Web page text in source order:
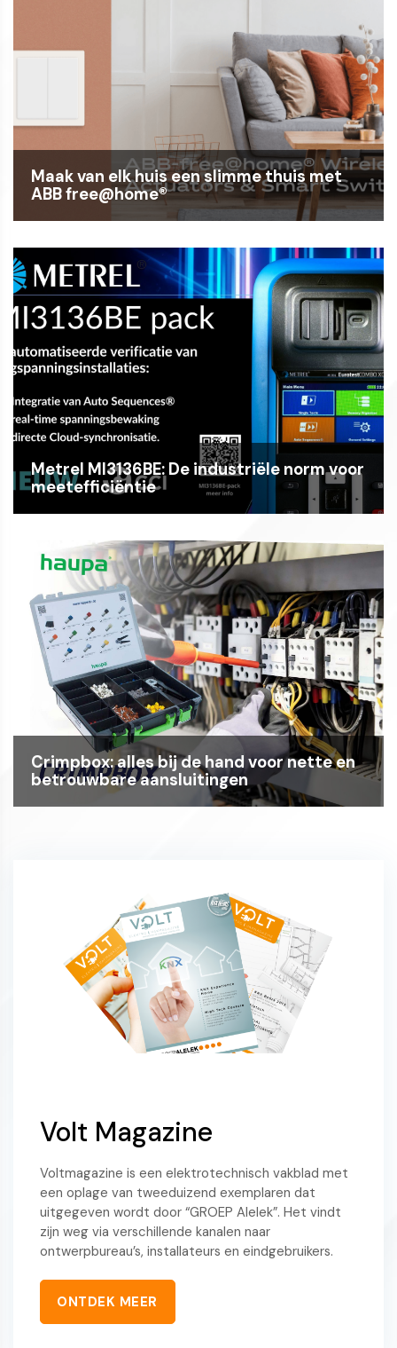
Maak van elk huis een slimme thuis met
ABB free@home®
Metrel MI3136BE: De industriële norm voor
meetefficiëntie
Crimpbox: alles bij de hand voor nette en
betrouwbare aansluitingen
Volt Magazine
Voltmagazine is een elektrotechnisch vakblad met
een oplage van tweeduizend exemplaren dat
uitgegeven wordt door “GROEP Alelek”. Het vindt
zijn weg via verschillende kanalen naar
ontwerpbureau’s, installateurs en eindgebruikers.
ONTDEK MEER